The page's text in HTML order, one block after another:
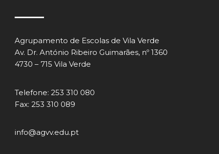
Agrupamento de Escolas de Vila Verde
Av. Dr. António Ribeiro Guimarães, nº 1360
4730 – 715 Vila Verde
Telefone: 253 310 080
Fax: 253 310 089
info@agvv.edu.pt